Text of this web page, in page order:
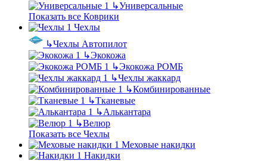
↳Универсальные
Показать все Коврики
Чехлы
↳Чехлы Автопилот
↳Экокожа
↳Экокожа РОМБ
↳Чехлы жаккард
↳Комбинированные
↳Тканевые
↳Алькантара
↳Велюр
Показать все Чехлы
Меховые накидки
Накидки